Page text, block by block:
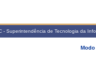
- Superintendência de Tecnologia da
Modo